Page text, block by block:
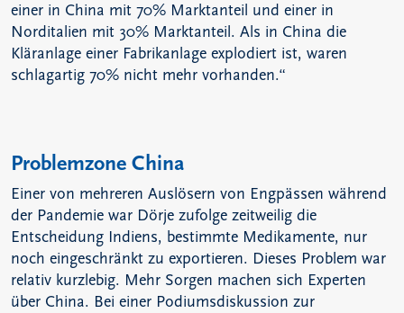
einer in China mit 70% Marktanteil und einer in
Norditalien mit 30% Marktanteil. Als in China die
Kläranlage einer Fabrikanlage explodiert ist, waren
schlagartig 70% nicht mehr vorhanden.“
Problemzone China
Einer von mehreren Auslösern von Engpässen während
der Pandemie war Dörje zufolge zeitweilig die
Entscheidung Indiens, bestimmte Medikamente, nur
noch eingeschränkt zu exportieren. Dieses Problem war
relativ kurzlebig. Mehr Sorgen machen sich Experten
über China. Bei einer Podiumsdiskussion zur